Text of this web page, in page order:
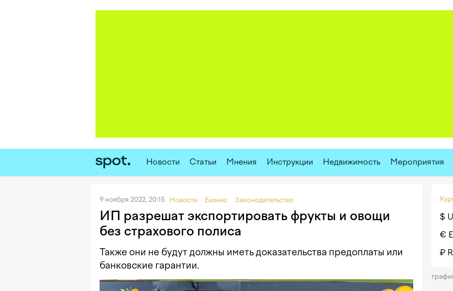
Новости Статьи Мнения Инструкции Недвижимость Мероприятия
9 ноября 2022, 20:15 Новости Бизнес Законодательство
ИП разрешат экспортировать фрукты и овощи
без страхового полиса
Также они не будут должны иметь доказательства предоплаты или
банковские гарантии.
$
€
₽